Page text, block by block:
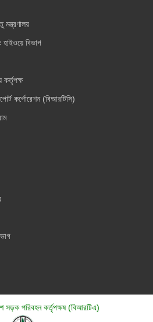
বিভাগ
কর্তৃপক্ষ
কর্পোরেশন (বিআরটিসি)
সড়ক পরিবহন কর্তৃপক্ষ (বিআরটিএ)